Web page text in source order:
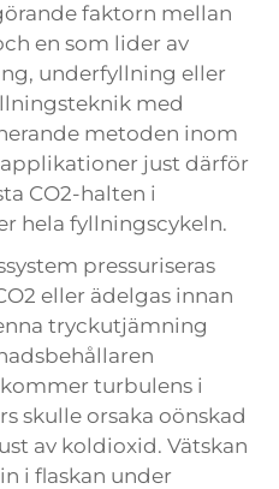
faktorn mellan
en som lider av
underfyllning eller
med
metoden inom
just därför
CO2-halten i
hela fyllningscykeln.
pressuriseras
eller ädelgas innan
tryckutjämning
turbulens i
skulle orsaka oönskad
av koldioxid. Vätskan
i flaskan under